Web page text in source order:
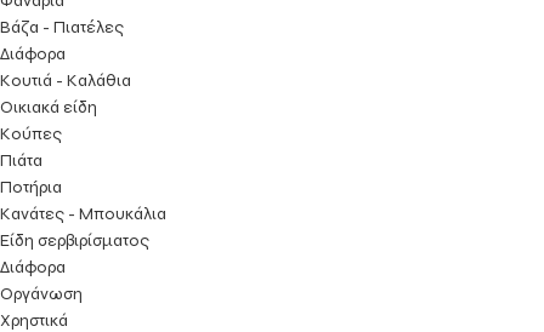
Βάζα - Πιατέλες
Διάφορα
Κουτιά - Καλάθια
Οικιακά είδη
Κούπες
Πιάτα
Ποτήρια
Κανάτες - Μπουκάλια
Είδη σερβιρίσματος
Διάφορα
Οργάνωση
Χρηστικά